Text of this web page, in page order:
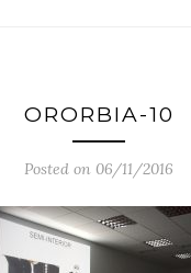
ORORBIA-10
Posted on 06/11/2016